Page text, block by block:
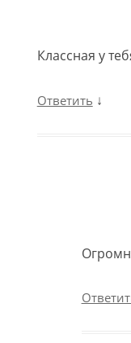
Классная у
Ответить ↓